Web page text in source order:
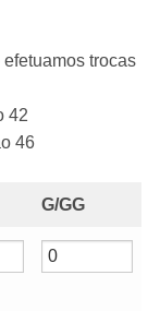
trocas
42
46
G/GG